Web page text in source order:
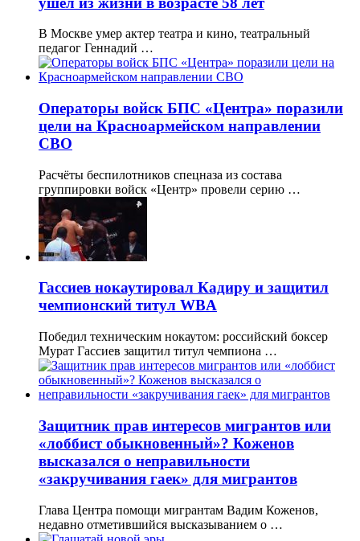
В Москве умер актер театра и кино, театральный
педагог Геннадий …
Операторы войск БПС «Центра» поразили
цели на Красноармейском направлении
СВО
Расчёты беспилотников спецназа из состава
группировки войск «Центр» провели серию …
Гассиев нокаутировал Кадиру и защитил
чемпионский титул WBA
Победил техническим нокаутом: российский боксер
Мурат Гассиев защитил титул чемпиона …
Защитник прав интересов мигрантов или
«лоббист обыкновенный»? Коженов
высказался о неправильности
«закручивания гаек» для мигрантов
Глава Центра помощи мигрантам Вадим Коженов,
недавно отметившийся высказыванием о …